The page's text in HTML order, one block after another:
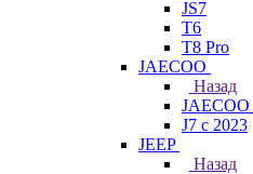
JS7
T6
T8 Pro
JAECOO
Назад
JAECOO
J7 с 2023
JEEP
Назад